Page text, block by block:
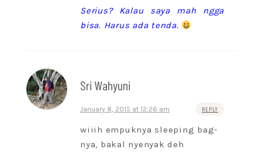
Serius? Kalau saya mah ngga
bisa. Harus ada tenda.
Sri Wahyuni
January 8, 2015 at 12:26 am REPLY
wiiih empuknya sleeping bag-
nya, bakal nyenyak deh